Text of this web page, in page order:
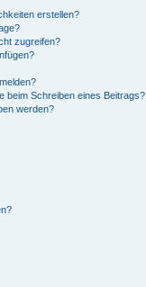
erstellen?
zugreifen?
beim Schreiben eines Beitrags?
werden?